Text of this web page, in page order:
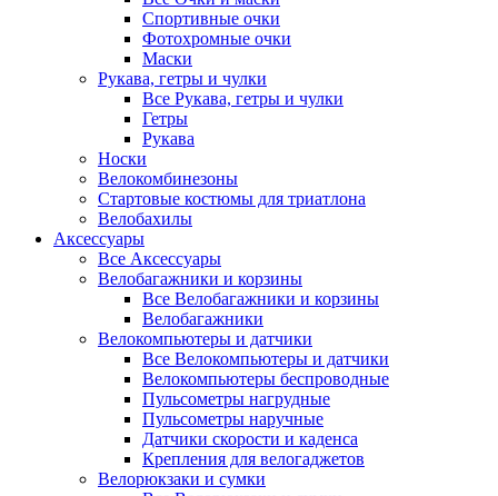
Спортивные очки
Фотохромные очки
Маски
Рукава, гетры и чулки
Все Рукава, гетры и чулки
Гетры
Рукава
Носки
Велокомбинезоны
Стартовые костюмы для триатлона
Велобахилы
Аксессуары
Все Аксессуары
Велобагажники и корзины
Все Велобагажники и корзины
Велобагажники
Велокомпьютеры и датчики
Все Велокомпьютеры и датчики
Велокомпьютеры беспроводные
Пульсометры нагрудные
Пульсометры наручные
Датчики скорости и каденса
Крепления для велогаджетов
Велорюкзаки и сумки